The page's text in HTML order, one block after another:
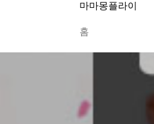
마마몽플라이
홈